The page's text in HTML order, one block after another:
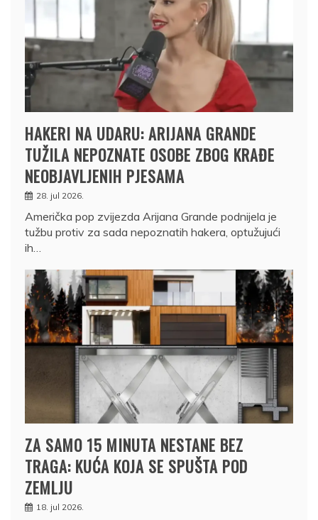
HAKERI NA UDARU: ARIJANA GRANDE
TUŽILA NEPOZNATE OSOBE ZBOG KRAĐE
NEOBJAVLJENIH PJESAMA
28. jul 2026.
Američka pop zvijezda Arijana Grande podnijela je
tužbu protiv za sada nepoznatih hakera, optužujući
ih…
ZA SAMO 15 MINUTA NESTANE BEZ
TRAGA: KUĆA KOJA SE SPUŠTA POD
ZEMLJU
18. jul 2026.